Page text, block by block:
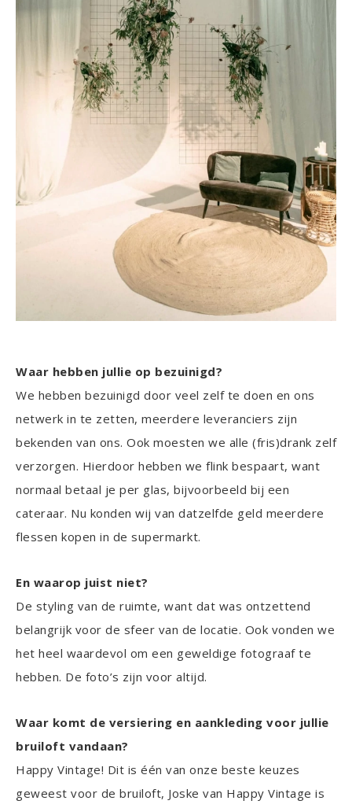
Waar hebben jullie op bezuinigd?
We hebben bezuinigd door veel zelf te doen en ons
netwerk in te zetten, meerdere leveranciers zijn
bekenden van ons. Ook moesten we alle (fris)drank zelf
verzorgen. Hierdoor hebben we flink bespaart, want
normaal betaal je per glas, bijvoorbeeld bij een
cateraar. Nu konden wij van datzelfde geld meerdere
flessen kopen in de supermarkt.
En waarop juist niet?
De styling van de ruimte, want dat was ontzettend
belangrijk voor de sfeer van de locatie. Ook vonden we
het heel waardevol om een geweldige fotograaf te
hebben. De foto’s zijn voor altijd.
Waar komt de versiering en aankleding voor jullie
bruiloft vandaan?
Happy Vintage! Dit is één van onze beste keuzes
geweest voor de bruiloft, Joske van Happy Vintage is